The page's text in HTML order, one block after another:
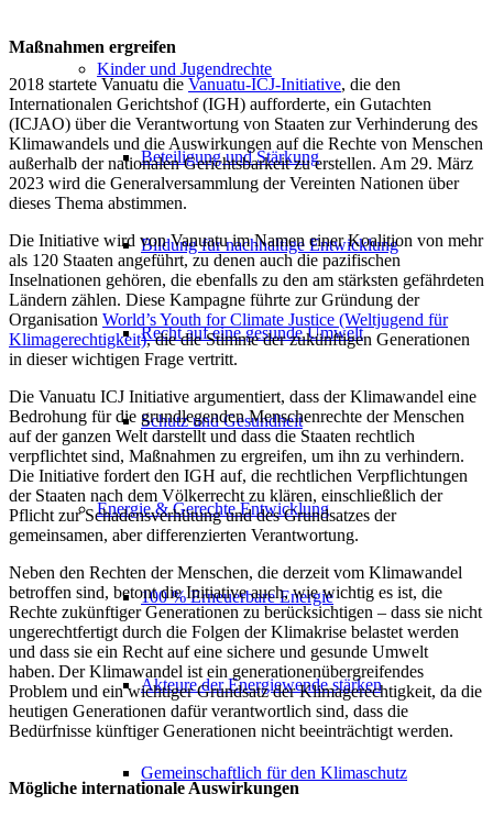
Kinder und Jugendrechte
Beteiligung und Stärkung
Bildung für nachhaltige Entwicklung
Recht auf eine gesunde Umwelt
Schutz und Gesundheit
Energie & Gerechte Entwicklung
100 % Erneuerbare Energie
Akteure der Energiewende stärken
Gemeinschaftlich für den Klimaschutz
Maßnahmen ergreifen
2018 startete Vanuatu die Vanuatu-ICJ-Initiative, die den
Internationalen Gerichtshof (IGH) aufforderte, ein Gutachten
(ICJAO) über die Verantwortung von Staaten zur Verhinderung des
Klimawandels und die Auswirkungen auf die Rechte von Menschen
außerhalb der nationalen Gerichtsbarkeit zu erstellen. Am 29. März
2023 wird die Generalversammlung der Vereinten Nationen über
dieses Thema abstimmen.
Die Initiative wird von Vanuatu im Namen einer Koalition von mehr
als 120 Staaten angeführt, zu denen auch die pazifischen
Inselnationen gehören, die ebenfalls zu den am stärksten gefährdeten
Ländern zählen. Diese Kampagne führte zur Gründung der
Organisation World’s Youth for Climate Justice (Weltjugend für
Klimagerechtigkeit), die die Stimme der zukünftigen Generationen
in dieser wichtigen Frage vertritt.
Die Vanuatu ICJ Initiative argumentiert, dass der Klimawandel eine
Bedrohung für die grundlegenden Menschenrechte der Menschen
auf der ganzen Welt darstellt und dass die Staaten rechtlich
verpflichtet sind, Maßnahmen zu ergreifen, um ihn zu verhindern.
Die Initiative fordert den IGH auf, die rechtlichen Verpflichtungen
der Staaten nach dem Völkerrecht zu klären, einschließlich der
Pflicht zur Schadensverhütung und des Grundsatzes der
gemeinsamen, aber differenzierten Verantwortung.
Neben den Rechten der Menschen, die derzeit vom Klimawandel
betroffen sind, betont die Initiative auch, wie wichtig es ist, die
Rechte zukünftiger Generationen zu berücksichtigen – dass sie nicht
ungerechtfertigt durch die Folgen der Klimakrise belastet werden
und dass sie ein Recht auf eine sichere und gesunde Umwelt
haben. Der Klimawandel ist ein generationenübergreifendes
Problem und ein wichtiger Grundsatz der Klimagerechtigkeit, da die
heutigen Generationen dafür verantwortlich sind, dass die
Bedürfnisse künftiger Generationen nicht beeinträchtigt werden.
Mögliche internationale Auswirkungen